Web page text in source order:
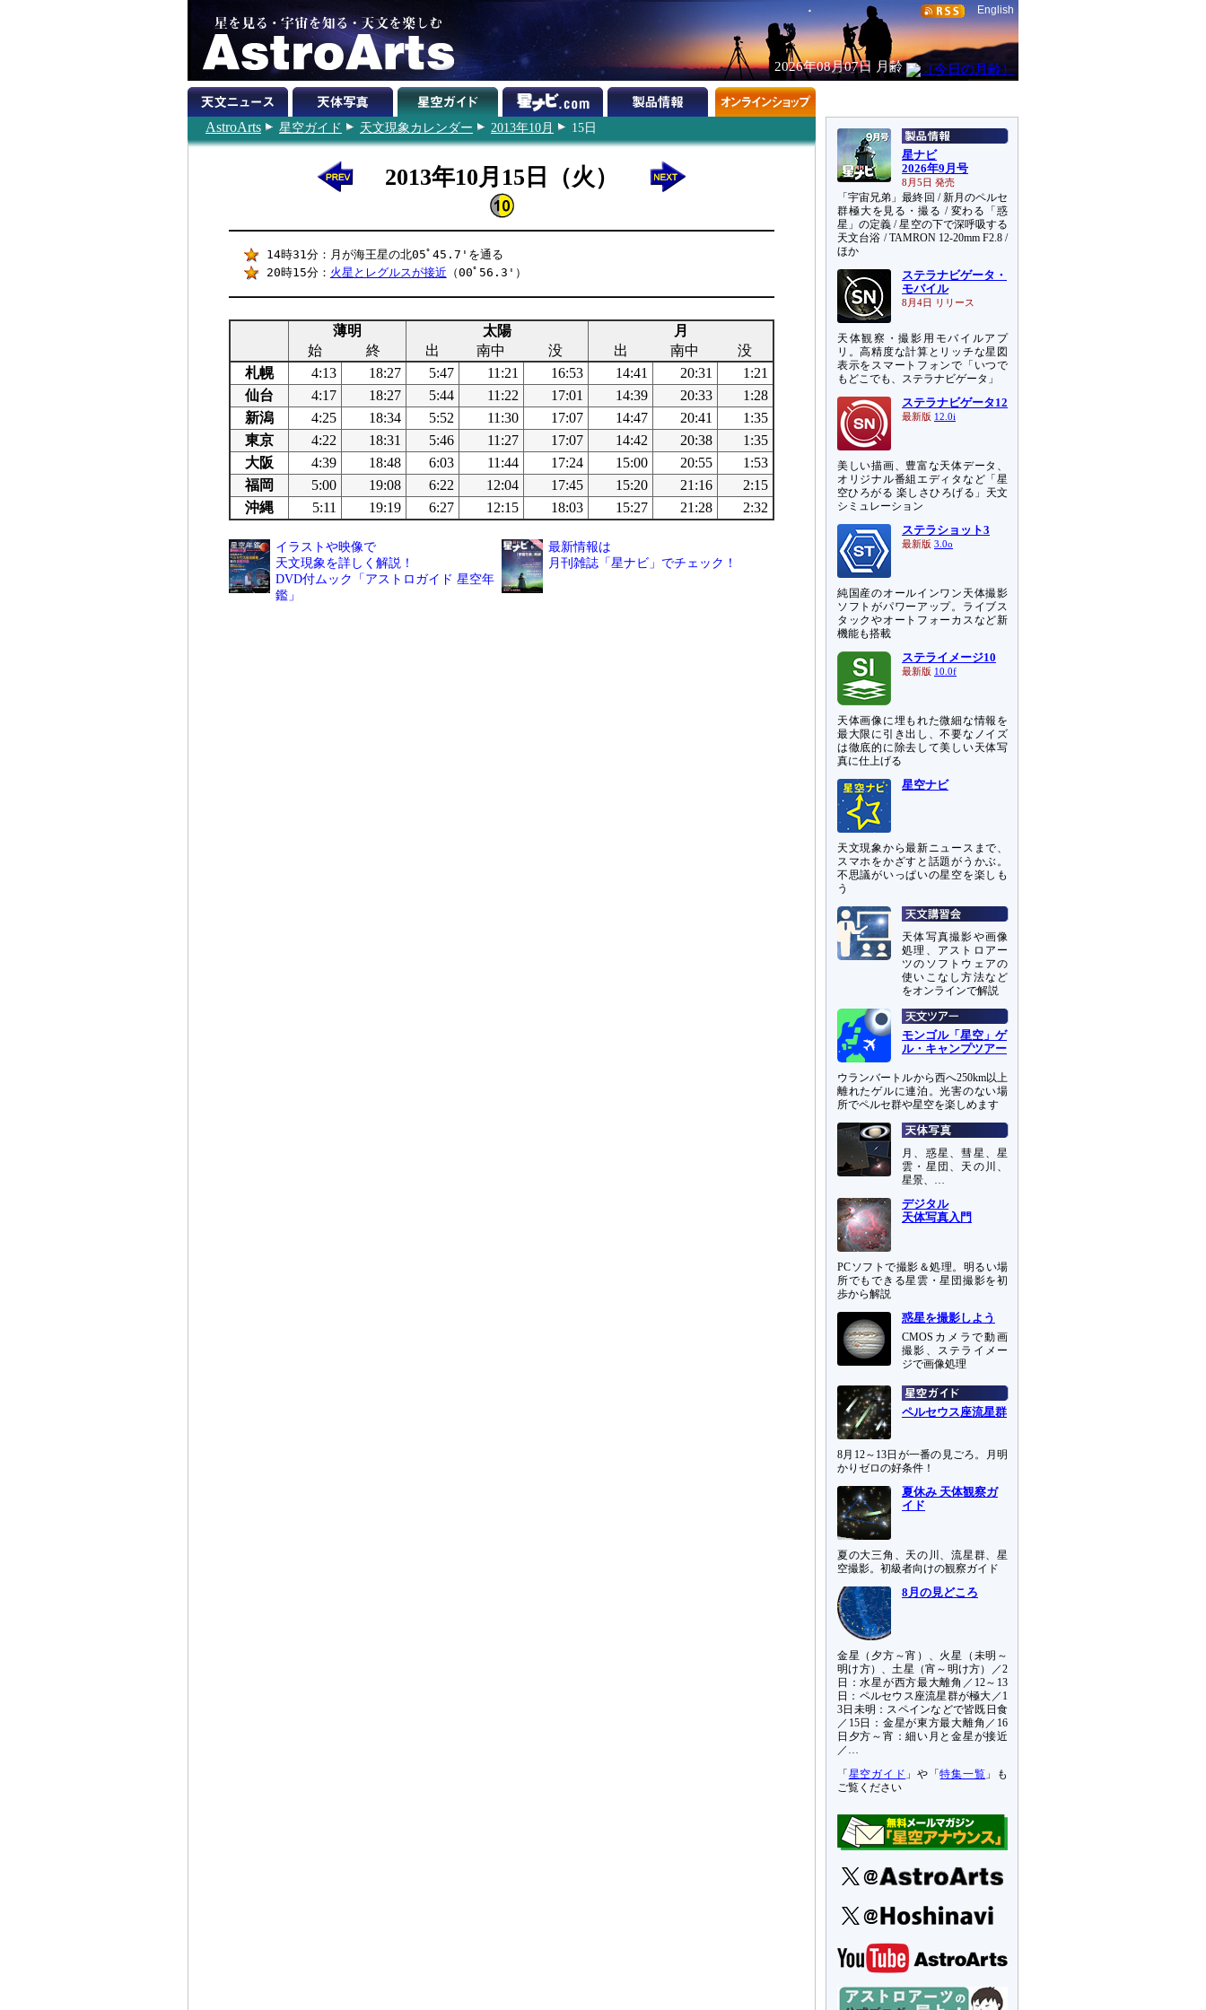
English
2026年08月07日 月齢
AstroArts 星空ガイド 天文現象カレンダー 2013年10月 15日
2013年10月15日（火）
14時31分：月が海王星の北05ﾟ45.7'を通る
20時15分： 火星とレグルスが接近 （00ﾟ56.3'）
薄明 太陽
月
始
終 出 南中 没 出 南中
没
札幌
4:13 18:27 5:47 11:21 16:53 14:41 20:31
1:21
仙台
4:17 18:27 5:44 11:22 17:01 14:39 20:33
1:28
新潟
4:25 18:34 5:52 11:30 17:07 14:47 20:41
1:35
東京
4:22 18:31 5:46 11:27 17:07 14:42 20:38
1:35
大阪
4:39 18:48 6:03 11:44 17:24 15:00 20:55
1:53
福岡
5:00 19:08 6:22 12:04 17:45 15:20 21:16
2:15
沖縄
5:11 19:19 6:27 12:15 18:03 15:27 21:28 2:32
イラストや映像で
天文現象を詳しく解説！
DVD付ムック「アストロガイド 星空年
鑑」
最新情報は
月刊雑誌「星ナビ」でチェック！
星ナビ
2026年9月号
8月5日 発売
「宇宙兄弟」最終回 / 新月のペルセ
群極大を見る・撮る / 変わる「惑
星」の定義 / 星空の下で深呼吸する
天文台浴 / TAMRON 12-20mm F2.8 /
ほか
ステラナビゲータ・
モバイル
8月4日 リリース
天体観察・撮影用モバイルアプ
リ。高精度な計算とリッチな星図
表示をスマートフォンで「いつで
もどこでも、ステラナビゲータ」
ステラナビゲータ12
最新版 12.0i
美しい描画、豊富な天体データ、
オリジナル番組エディタなど「星
空ひろがる 楽しさひろげる」天文
シミュレーション
ステラショット3
最新版 3.0o
純国産のオールインワン天体撮影
ソフトがパワーアップ。ライブス
タックやオートフォーカスなど新
機能も搭載
ステライメージ10
最新版 10.0f
天体画像に埋もれた微細な情報を
最大限に引き出し、不要なノイズ
は徹底的に除去して美しい天体写
真に仕上げる
星空ナビ
天文現象から最新ニュースまで、
スマホをかざすと話題がうかぶ。
不思議がいっぱいの星空を楽しも
う
天体写真撮影や画像
処理、アストロアー
ツのソフトウェアの
使いこなし方法など
をオンラインで解説
モンゴル「星空」ゲ
ル・キャンプツアー
ウランバートルから西へ250km以上
離れたゲルに連泊。光害のない場
所でペルセ群や星空を楽しめます
月、惑星、彗星、星
雲・星団、天の川、
星景、…
デジタル
天体写真入門
PCソフトで撮影＆処理。明るい場
所でもできる星雲・星団撮影を初
歩から解説
惑星を撮影しよう
CMOSカメラで動画
撮影、ステライメー
ジで画像処理
ペルセウス座流星群
8月12～13日が一番の見ごろ。月明
かりゼロの好条件！
夏休み 天体観察ガ
イド
夏の大三角、天の川、流星群、星
空撮影。初級者向けの観察ガイド
8月の見どころ
金星（夕方～宵）、火星（未明～
明け方）、土星（宵～明け方）／2
日：水星が西方最大離角／12～13
日：ペルセウス座流星群が極大／1
3日未明：スペインなどで皆既日食
／15日：金星が東方最大離角／16
日夕方～宵：細い月と金星が接近
／…
「 星空ガイド 」や「特集一覧 」も
ご覧ください